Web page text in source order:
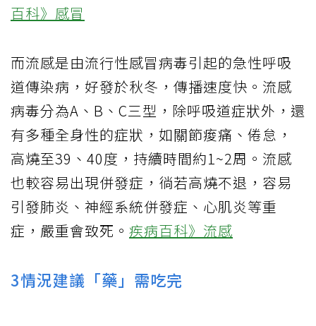
百科》感冒
而流感是由流行性感冒病毒引起的急性呼吸
道傳染病，好發於秋冬，傳播速度快。流感
病毒分為A、B、C三型，除呼吸道症狀外，還
有多種全身性的症狀，如關節痠痛、倦怠，
高燒至39、40度，持續時間約1~2周。流感
也較容易出現併發症，徜若高燒不退，容易
引發肺炎、神經系統併發症、心肌炎等重
症，嚴重會致死。 疾病百科》流感
3情況建議「藥」需吃完